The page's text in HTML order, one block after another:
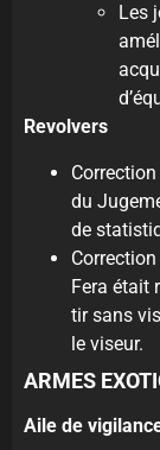
Les
Revolvers
du
de
Fera était
tir sans
le viseur.
ARMES
Aile de